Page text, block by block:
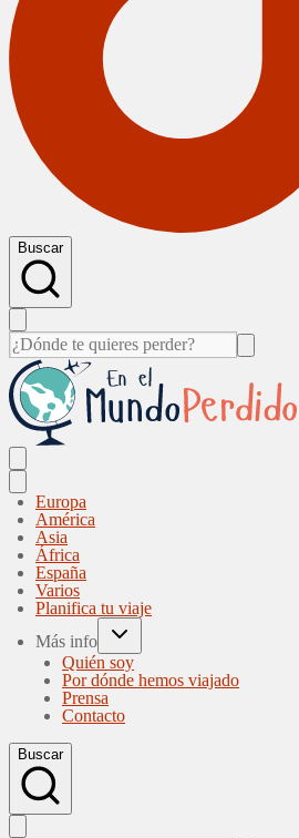
Buscar
Europa
América
Asia
África
España
Varios
Planifica tu viaje
Más info
Quién soy
Por dónde hemos viajado
Prensa
Contacto
Buscar